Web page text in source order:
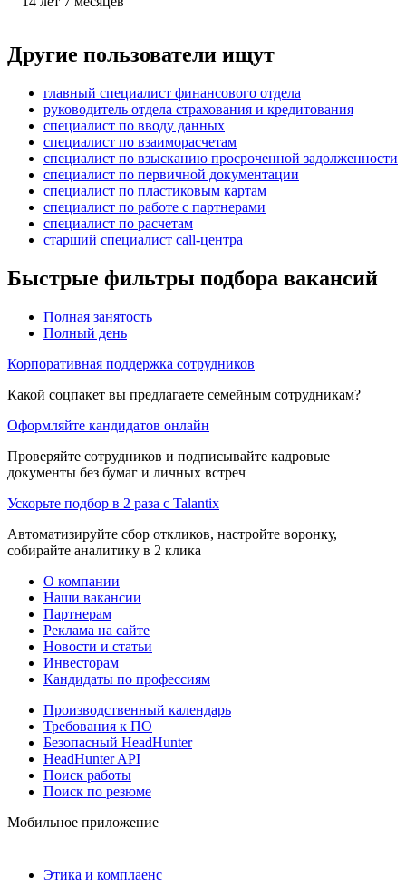
Другие пользователи ищут
главный специалист финансового отдела
руководитель отдела страхования и кредитования
специалист по вводу данных
специалист по взаиморасчетам
специалист по взысканию просроченной задолженности
специалист по первичной документации
специалист по пластиковым картам
специалист по работе с партнерами
специалист по расчетам
старший специалист call-центра
Быстрые фильтры подбора вакансий
Полная занятость
Полный день
Корпоративная поддержка сотрудников
Какой соцпакет вы предлагаете семейным сотрудникам?
Оформляйте кандидатов онлайн
Проверяйте сотрудников и подписывайте кадровые
документы без бумаг и личных встреч
Ускорьте подбор в 2 раза с Talantix
Автоматизируйте сбор откликов, настройте воронку,
собирайте аналитику в 2 клика
О компании
Наши вакансии
Партнерам
Реклама на сайте
Новости и статьи
Инвесторам
Кандидаты по профессиям
Производственный календарь
Требования к ПО
Безопасный HeadHunter
HeadHunter API
Поиск работы
Поиск по резюме
Мобильное приложение
Этика и комплаенс